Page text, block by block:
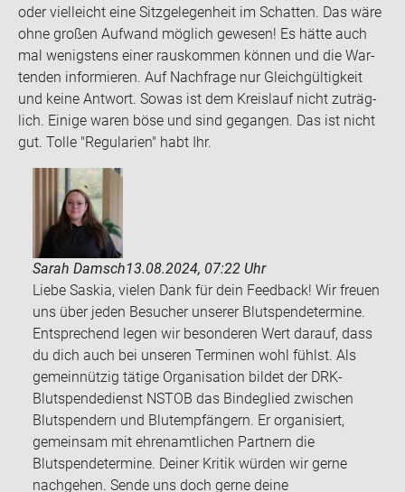
oder viel­leicht eine Sitz­ge­le­gen­heit im Schat­ten. Das wäre
ohne gro­ßen Auf­wand mög­lich ge­we­sen! Es hätte auch
mal we­nigs­tens einer raus­kom­men kön­nen und die War­
ten­den in­for­mie­ren. Auf Nach­fra­ge nur Gleich­gül­tig­keit
und keine Ant­wort. Sowas ist dem Kreis­lauf nicht zu­träg­
lich. Ei­ni­ge waren böse und sind ge­gan­gen. Das ist nicht
gut. Tolle "Re­gu­la­ri­en" habt Ihr.
Sarah Damsch13.08.2024, 07:22 Uhr
Liebe Saskia, vielen Dank für dein Feedback! Wir freuen
uns über jeden Besucher unserer Blutspendetermine.
Entsprechend legen wir besonderen Wert darauf, dass
du dich auch bei unseren Terminen wohl fühlst. Als
gemeinnützig tätige Organisation bildet der DRK-
Blutspendedienst NSTOB das Bindeglied zwischen
Blutspendern und Blutempfängern. Er organisiert,
gemeinsam mit ehrenamtlichen Partnern die
Blutspendetermine. Deiner Kritik würden wir gerne
nachgehen. Sende uns doch gerne deine